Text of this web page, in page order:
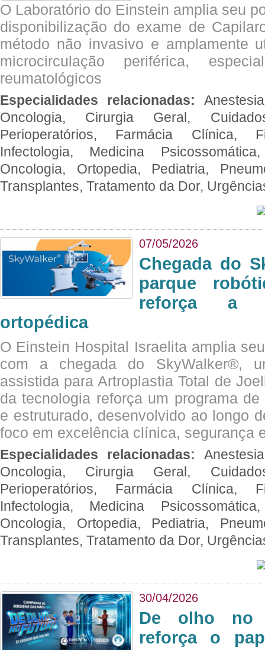
O Laboratório do Einstein amplia seu
disponibilização do exame de
método não invasivo e amplamente
microcirculação periférica,
reumatológicos
Especialidades relacionadas:
Oncologia, Cirurgia Geral,
Perioperatórios, Farmácia Clínica,
Infectologia, Medicina
Oncologia, Ortopedia, Pediatria,
Transplantes, Tratamento da Dor,
07/05/2026
Chegada do
parque
reforça a
ortopédica
O Einstein Hospital Israelita amplia
com a chegada do SkyWalker®,
assistida para Artroplastia Total de
da tecnologia reforça um programa
e estruturado, desenvolvido ao longo
foco em excelência clínica, segurança
Especialidades relacionadas:
Oncologia, Cirurgia Geral,
Perioperatórios, Farmácia Clínica,
Infectologia, Medicina
Oncologia, Ortopedia, Pediatria,
Transplantes, Tratamento da Dor,
30/04/2026
De olho no
reforça o